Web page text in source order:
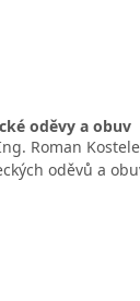
oděvy a obuv
Roman
oděvů a